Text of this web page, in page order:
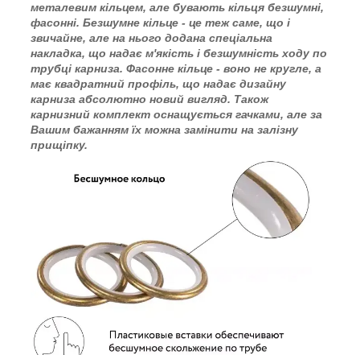
металевим кільцем, але бувають кільця безшумні,
фасонні. Безшумне кільце - це теж саме, що і
звичайне, але на нього додана спеціальна
накладка, що надає м'якість і безшумність ходу по
трубці карниза. Фасонне кільце - воно не кругле, а
має квадратний профіль, що надає дизайну
карниза абсолютно новий вигляд. Також
карнизний комплект оснащується гачками, але за
Вашим бажанням їх можна замінити на залізну
прищіпку.